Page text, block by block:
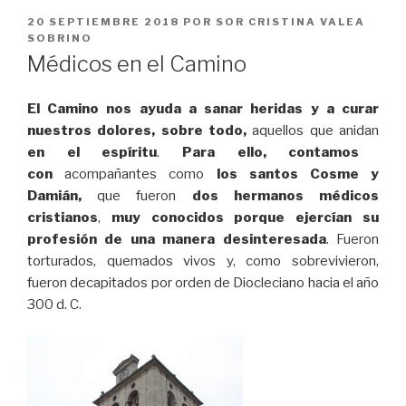
PUBLICADO
EL
20 SEPTIEMBRE 2018 POR SOR CRISTINA VALEA
SOBRINO
Médicos en el Camino
El Camino nos ayuda a sanar heridas y a curar
nuestros dolores, sobre todo,aquellos que anidan
en el espíritu. Para ello, contamos
con acompañantes como los santos Cosme y
Damián,que fueron dos hermanos médicos
cristianos, muy conocidos porque ejercían su
profesión de una manera desinteresada. Fueron
torturados, quemados vivos y, como sobrevivieron,
fueron decapitados por orden de Diocleciano hacia el año
300 d. C.